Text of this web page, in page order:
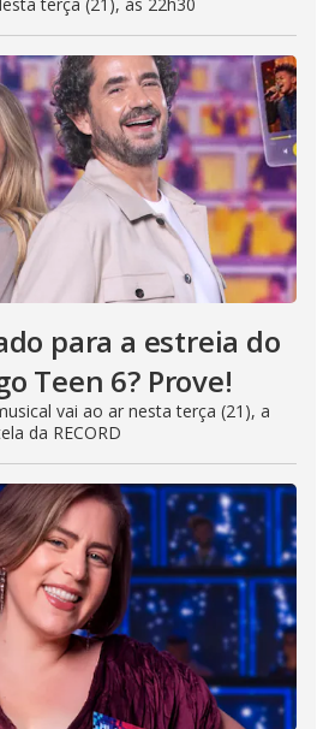
para a estreia do
Teen 6? Prove!
vai ao ar nesta terça (21), a
da RECORD